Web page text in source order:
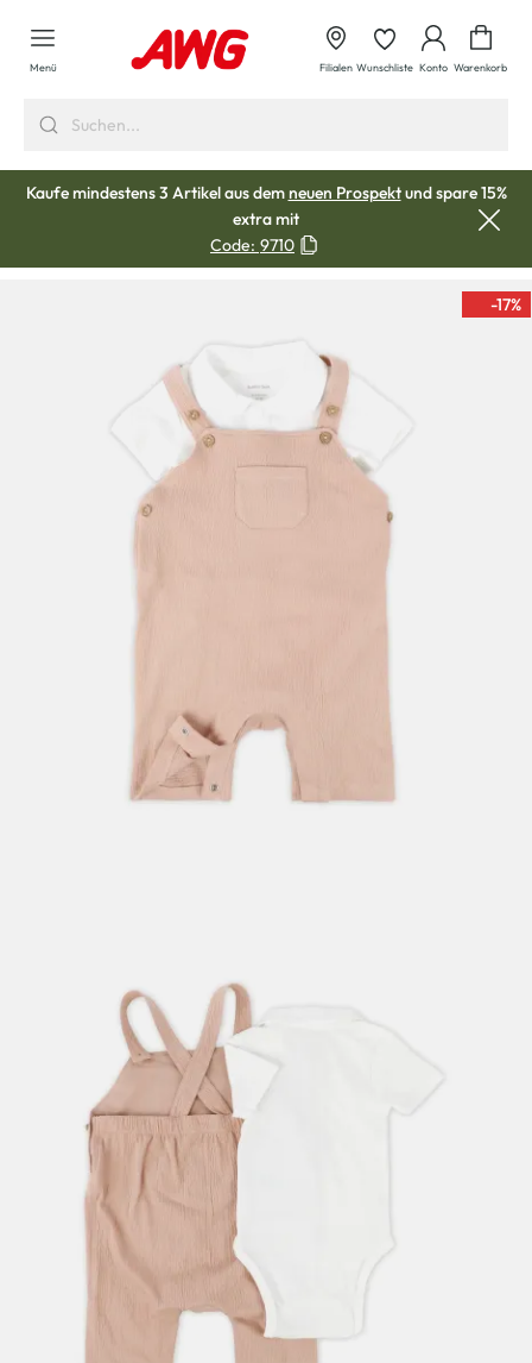
springen
Menü Filialen Wunschliste Konto Warenkorb
Kaufe mindestens 3 Artikel aus demneuen Prospektund spare 15%
extra mit
Code: 9710
-17%